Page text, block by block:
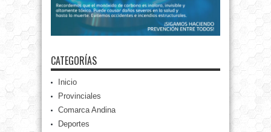
CATEGORÍAS
Inicio
Provinciales
Comarca Andina
Deportes